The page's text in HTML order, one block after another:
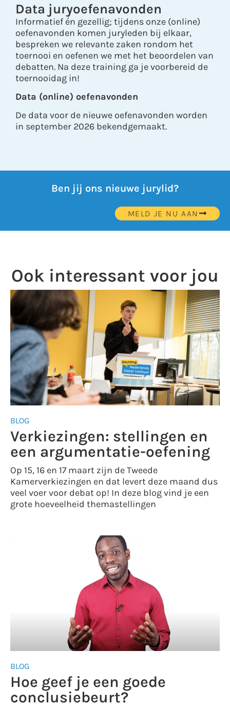
Data juryoefenavonden
Informatief én gezellig; tijdens onze (online)
oefenavonden komen juryleden bij elkaar,
bespreken we relevante zaken rondom het
toernooi en oefenen we met het beoordelen van
debatten. Na deze training ga je voorbereid de
toernooidag in!
Data (online) oefenavonden
De data voor de nieuwe oefenavonden worden
in september 2026 bekendgemaakt.
Ben jij ons nieuwe jurylid?
MELD JE NU AAN
Ook interessant voor jou
BLOG
Verkiezingen: stellingen en
een argumentatie-oefening
Op 15, 16 en 17 maart zijn de Tweede
Kamerverkiezingen en dat levert deze maand dus
veel voer voor debat op! In deze blog vind je een
grote hoeveelheid themastellingen
BLOG
Hoe geef je een goede
conclusiebeurt?